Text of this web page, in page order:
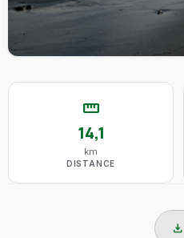
straighten
14,1
km
DISTANCE
download